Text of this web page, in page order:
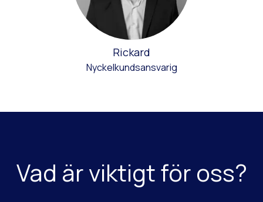
Rickard
Nyckelkundsansvarig
Vad är viktigt för oss?